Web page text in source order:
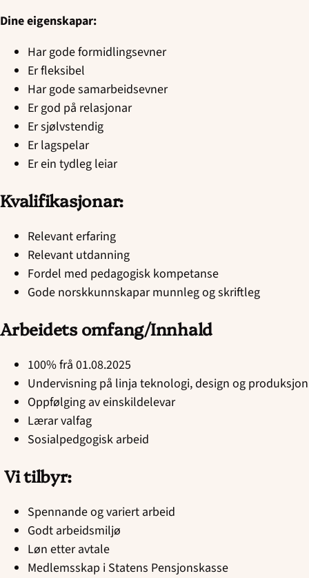
Dine eigenskapar:
Har gode formidlingsevner
Er fleksibel
Har gode samarbeidsevner
Er god på relasjonar
Er sjølvstendig
Er lagspelar
Er ein tydleg leiar
Kvalifikasjonar:
Relevant erfaring
Relevant utdanning
Fordel med pedagogisk kompetanse
Gode norskkunnskapar munnleg og skriftleg
Arbeidets omfang/Innhald
100% frå 01.08.2025
Undervisning på linja teknologi, design og produksjon
Oppfølging av einskildelevar
Lærar valfag
Sosialpedgogisk arbeid
Vi tilbyr:
Spennande og variert arbeid
Godt arbeidsmiljø
Løn etter avtale
Medlemsskap i Statens Pensjonskasse